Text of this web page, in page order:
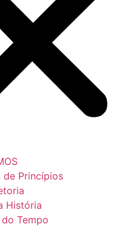
de Princípios
História
do Tempo